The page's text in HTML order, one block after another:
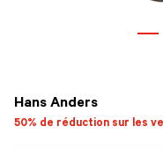
Hans Anders
50% de réduction sur les